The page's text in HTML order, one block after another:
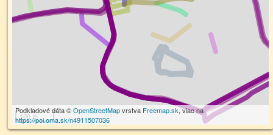
100 m
Podkladové dáta ©OpenStreetMapvrstva Freemap.sk, viac na
https://poi.oma.sk/n4911507036